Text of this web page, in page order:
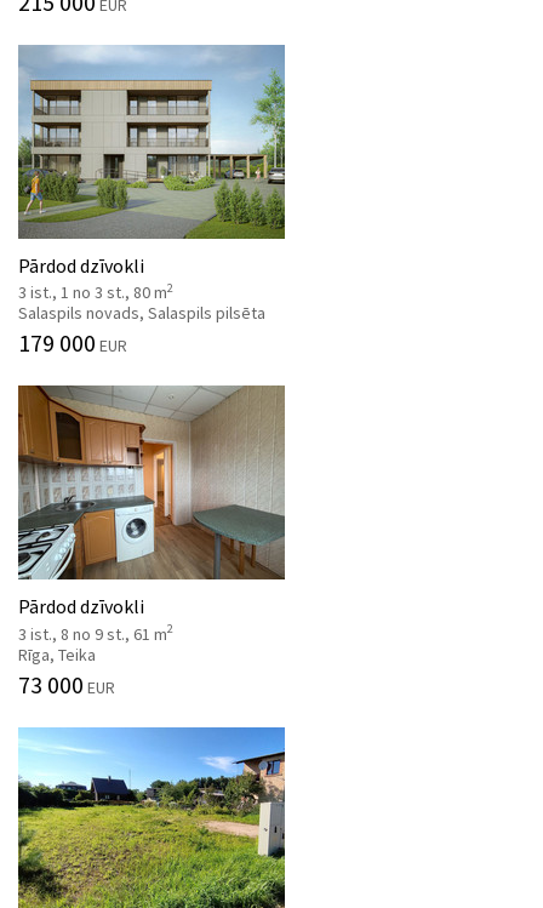
EUR
Pārdod dzīvokli
3 ist., 1 no 3 st., 80 m2
Salaspils novads, Salaspils pilsēta
179 000 EUR
Pārdod dzīvokli
3 ist., 8 no 9 st., 61 m2
Rīga, Teika
73 000 EUR